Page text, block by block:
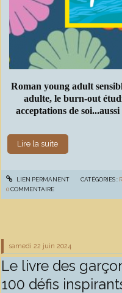
Roman young adult
adulte, le burn-out
acceptations de
Lire la suite
LIEN PERMANENT CATÉGORIES :
0COMMENTAIRE
samedi 22 juin 2024
Le livre des
100 défis